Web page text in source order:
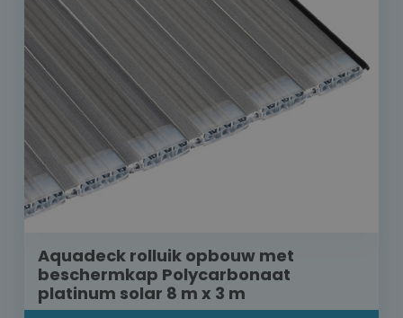
Aquadeck rolluik opbouw met
beschermkap Polycarbonaat
platinum solar 8 m x 3 m